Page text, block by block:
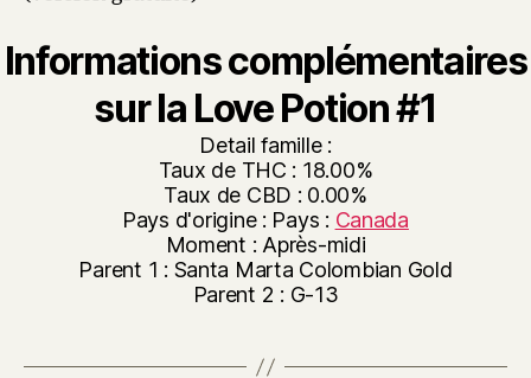
Informations complémentaires
sur la Love Potion #1
Detail famille :
Taux de THC : 18.00%
Taux de CBD : 0.00%
Pays d'origine : Pays : Canada
Moment : Après-midi
Parent 1 : Santa Marta Colombian Gold
Parent 2 : G-13